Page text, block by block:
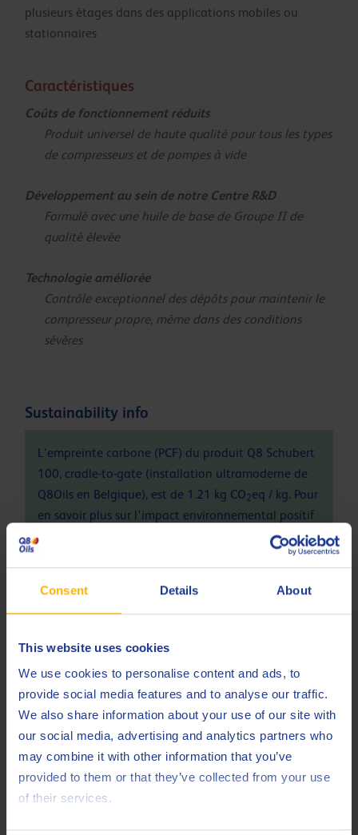
Consent Details About
This website uses cookies
We use cookies to personalise content and ads, to
provide social media features and to analyse our traffic.
We also share information about your use of our site with
our social media, advertising and analytics partners who
may combine it with other information that you’ve
provided to them or that they’ve collected from your use
of their services.
plusieurs étages dans des applications mobiles ou
stationnaires
Caractéristiques
Coûts de fonctionnement réduits
Produit universel de haute qualité pour tous les types
de compresseurs et de pompes à vide
Développement au sein de notre Centre R&D
Formulé avec une huile de base de Groupe II de
qualité élevée
Technologie améliorée
Contrôle exceptionnel des dépôts pour maintenir le
compresseur propre, même dans des conditions
sévères
Sustainability info
L'empreinte carbone (PCF) du produit Q8 Schubert
100, cradle-to-gate (installation ultramoderne de
Q8Oils en Belgique), est de 1.21 kg CO2eq / kg. Pour
en savoir plus sur l'impact environnemental positif
et l'empreinte de ce produit, veuillez contacter
lien
DIN 51506 VDL
6743-3 DAA
ISO 6743-3 DAB
ISO 6743-3 DAG
ISO 6743-3 DAH